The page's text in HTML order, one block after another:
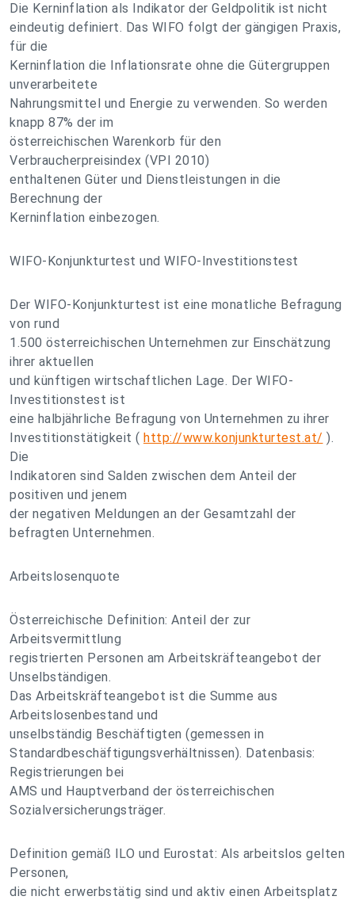
Die Kerninflation als Indikator der Geldpolitik ist nicht
eindeutig definiert. Das WIFO folgt der gängigen Praxis,
für die
Kerninflation die Inflationsrate ohne die Gütergruppen
unverarbeitete
Nahrungsmittel und Energie zu verwenden. So werden
knapp 87% der im
österreichischen Warenkorb für den
Verbraucherpreisindex (VPI 2010)
enthaltenen Güter und Dienstleistungen in die
Berechnung der
Kerninflation einbezogen.
WIFO-Konjunkturtest und WIFO-Investitionstest
Der WIFO-Konjunkturtest ist eine monatliche Befragung
von rund
1.500 österreichischen Unternehmen zur Einschätzung
ihrer aktuellen
und künftigen wirtschaftlichen Lage. Der WIFO-
Investitionstest ist
eine halbjährliche Befragung von Unternehmen zu ihrer
Investitionstätigkeit ( http://www.konjunkturtest.at/ ).
Die
Indikatoren sind Salden zwischen dem Anteil der
positiven und jenem
der negativen Meldungen an der Gesamtzahl der
befragten Unternehmen.
Arbeitslosenquote
Österreichische Definition: Anteil der zur
Arbeitsvermittlung
registrierten Personen am Arbeitskräfteangebot der
Unselbständigen.
Das Arbeitskräfteangebot ist die Summe aus
Arbeitslosenbestand und
unselbständig Beschäftigten (gemessen in
Standardbeschäftigungsverhältnissen). Datenbasis:
Registrierungen bei
AMS und Hauptverband der österreichischen
Sozialversicherungsträger.
Definition gemäß ILO und Eurostat: Als arbeitslos gelten
Personen,
die nicht erwerbstätig sind und aktiv einen Arbeitsplatz